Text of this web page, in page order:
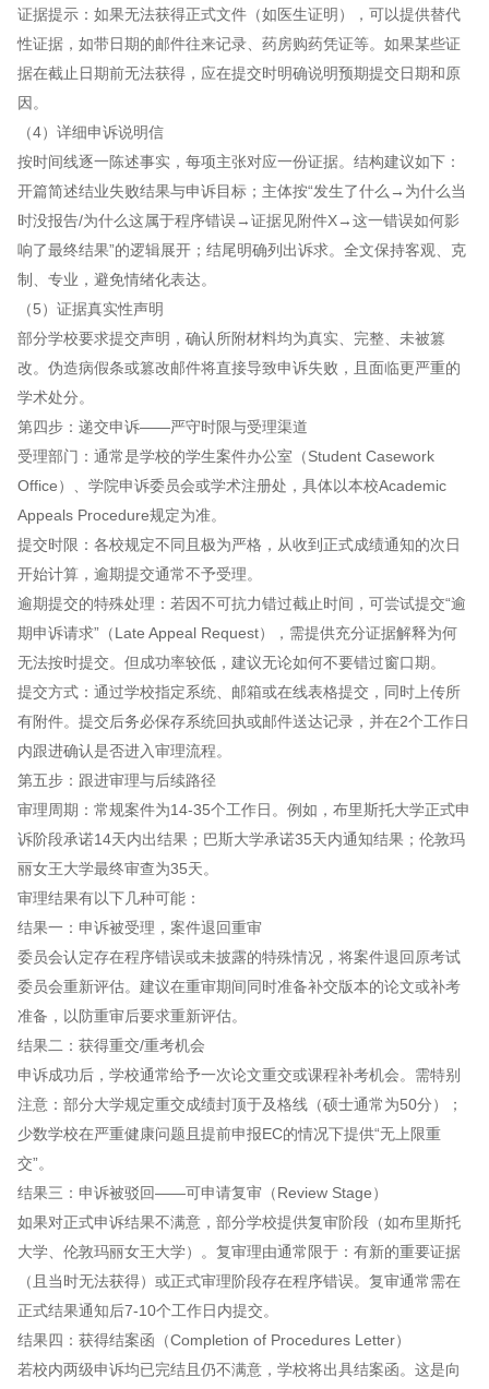
证据提示：如果无法获得正式文件（如医生证明），可以提供替代
性证据，如带日期的邮件往来记录、药房购药凭证等。如果某些证
据在截止日期前无法获得，应在提交时明确说明预期提交日期和原
因。
（4）详细申诉说明信
按时间线逐一陈述事实，每项主张对应一份证据。结构建议如下：
开篇简述结业失败结果与申诉目标；主体按“发生了什么→为什么当
时没报告/为什么这属于程序错误→证据见附件X→这一错误如何影
响了最终结果”的逻辑展开；结尾明确列出诉求。全文保持客观、克
制、专业，避免情绪化表达。
（5）证据真实性声明
部分学校要求提交声明，确认所附材料均为真实、完整、未被篡
改。伪造病假条或篡改邮件将直接导致申诉失败，且面临更严重的
学术处分。
第四步：递交申诉——严守时限与受理渠道
受理部门：通常是学校的学生案件办公室（Student Casework
Office）、学院申诉委员会或学术注册处，具体以本校Academic
Appeals Procedure规定为准。
提交时限：各校规定不同且极为严格，从收到正式成绩通知的次日
开始计算，逾期提交通常不予受理。
逾期提交的特殊处理：若因不可抗力错过截止时间，可尝试提交“逾
期申诉请求”（Late Appeal Request），需提供充分证据解释为何
无法按时提交。但成功率较低，建议无论如何不要错过窗口期。
提交方式：通过学校指定系统、邮箱或在线表格提交，同时上传所
有附件。提交后务必保存系统回执或邮件送达记录，并在2个工作日
内跟进确认是否进入审理流程。
第五步：跟进审理与后续路径
审理周期：常规案件为14-35个工作日。例如，布里斯托大学正式申
诉阶段承诺14天内出结果；巴斯大学承诺35天内通知结果；伦敦玛
丽女王大学最终审查为35天。
审理结果有以下几种可能：
结果一：申诉被受理，案件退回重审
委员会认定存在程序错误或未披露的特殊情况，将案件退回原考试
委员会重新评估。建议在重审期间同时准备补交版本的论文或补考
准备，以防重审后要求重新评估。
结果二：获得重交/重考机会
申诉成功后，学校通常给予一次论文重交或课程补考机会。需特别
注意：部分大学规定重交成绩封顶于及格线（硕士通常为50分）；
少数学校在严重健康问题且提前申报EC的情况下提供“无上限重
交”。
结果三：申诉被驳回——可申请复审（Review Stage）
如果对正式申诉结果不满意，部分学校提供复审阶段（如布里斯托
大学、伦敦玛丽女王大学）。复审理由通常限于：有新的重要证据
（且当时无法获得）或正式审理阶段存在程序错误。复审通常需在
正式结果通知后7-10个工作日内提交。
结果四：获得结案函（Completion of Procedures Letter）
若校内两级申诉均已完结且仍不满意，学校将出具结案函。这是向